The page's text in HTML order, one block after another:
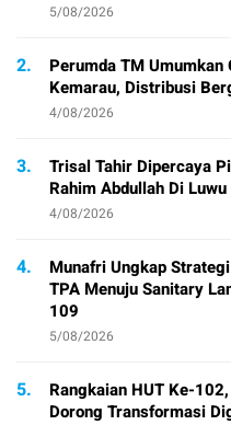
5/08/2026
2.
Perumda TM
Kemarau, Distribusi
4/08/2026
3.
Trisal Tahir Dipercaya
Rahim Abdullah Di
4/08/2026
4.
Munafri Ungkap
TPA Menuju Sanitary
109
5/08/2026
5.
Rangkaian HUT Ke-
Dorong Transformasi